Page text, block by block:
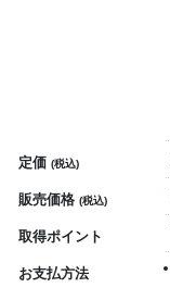
定価 (税込)
販売価格 (税込)
取得ポイント
お支払方法